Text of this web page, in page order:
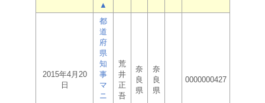
▲
2015年4月20
日
都
道
府
県
知
事
マ
ニ
荒
井
正
吾
奈
良
県
奈
良
県
0000000427